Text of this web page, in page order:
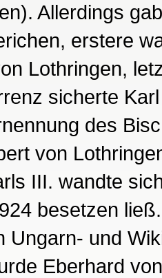
Allerdings
erstere
Lothringen,
sicherte
des
von
III. wandte
besetzen
Ungarn- und
Eberhard